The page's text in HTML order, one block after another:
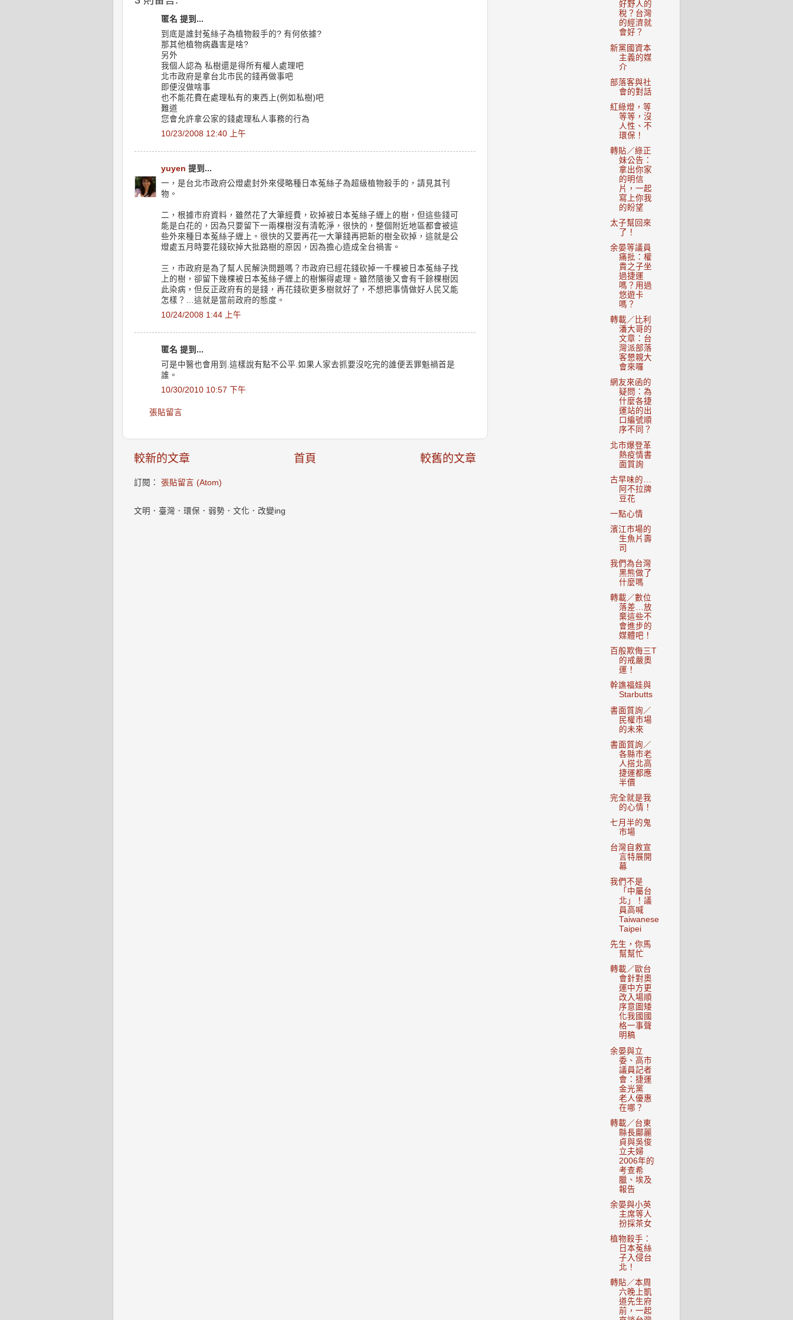
匿名 提到...
到底是誰封菟絲子為植物殺手的? 有何依據?
那其他植物病蟲害是啥?
另外
我個人認為 私樹還是得所有權人處理吧
北市政府是拿台北市民的錢再做事吧
即便沒做啥事
也不能花費在處理私有的東西上(例如私樹)吧
難道
您會允許拿公家的錢處理私人事務的行為
10/23/2008 12:40 上午
yuyen 提到...
一，是台北市政府公燈處封外來侵略種日本菟絲子為超級植物殺手的，請見其刊
物。
二，根據市府資料，雖然花了大筆經費，砍掉被日本菟絲子緾上的樹，但這些錢可
能是白花的，因為只要留下一兩棵樹沒有清乾淨，很快的，整個附近地區都會被這
些外來種日本菟絲子緾上。很快的又要再花一大筆錢再把新的樹全砍掉，這就是公
燈處五月時要花錢砍掉大批路樹的原因，因為擔心造成全台禍害。
三，市政府是為了幫人民解決問題嗎？市政府已經花錢砍掉一千棵被日本菟絲子找
上的樹，卻留下幾棵被日本菟絲子緾上的樹懶得處理。雖然隨後又會有千餘棵樹因
此染病，但反正政府有的是錢，再花錢砍更多樹就好了，不想把事情做好人民又能
怎樣？…這就是當前政府的態度。
10/24/2008 1:44 上午
匿名 提到...
可是中醫也會用到.這樣說有點不公平.如果人家去抓要沒吃完的誰便丟罪魁禍首是
誰。
10/30/2010 10:57 下午
張貼留言
較新的文章 較舊的文章
首頁
訂閱： 張貼留言 (Atom)
文明．臺灣．環保．弱勢．文化．改變ing
好野人的
稅？台灣
的經濟就
會好？
新黨國資本
主義的媒
介
部落客與社
會的對話
紅綠燈，等
等等，沒
人性、不
環保！
轉貼／綠正
妹公告：
拿出你家
的明信
片，一起
寫上你我
的盼望
太子幫回來
了！
余晏等議員
痛批：權
貴之子坐
過捷運
嗎？用過
悠遊卡
嗎？
轉載／比利
潘大哥的
文章：台
灣派部落
客懇親大
會來囉
網友來函的
疑問：為
什麼各捷
運站的出
口編號順
序不同？
北市爆登革
熱疫情書
面質詢
古早味的…
阿不拉牌
豆花
一點心情
濱江市場的
生魚片壽
司
我們為台灣
黑熊做了
什麼嗎
轉載／數位
落差…放
棄這些不
會進步的
媒體吧！
百般欺侮三T
的戒嚴奧
運！
幹譙福娃與
Starbutts
書面質詢／
民權市場
的未來
書面質詢／
各縣市老
人搭北高
捷運都應
半價
完全就是我
的心情！
七月半的鬼
市場
台灣自救宣
言特展開
幕
我們不是
「中屬台
北」！議
員高喊
Taiwanese
Taipei
先生，你馬
幫幫忙
轉載／歐台
會針對奧
運中方更
改入場順
序意圖矮
化我國國
格一事聲
明稿
余晏與立
委、高市
議員記者
會：捷運
金光黨
老人優惠
在哪？
轉載／台東
縣長鄺麗
貞與吳俊
立夫婦
2006年的
考查希
臘、埃及
報告
余晏與小英
主席等人
扮採茶女
植物殺手：
日本菟絲
子入侵台
北！
轉貼／本周
六晚上凱
道先生府
前，一起